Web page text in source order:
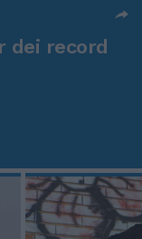
dei record